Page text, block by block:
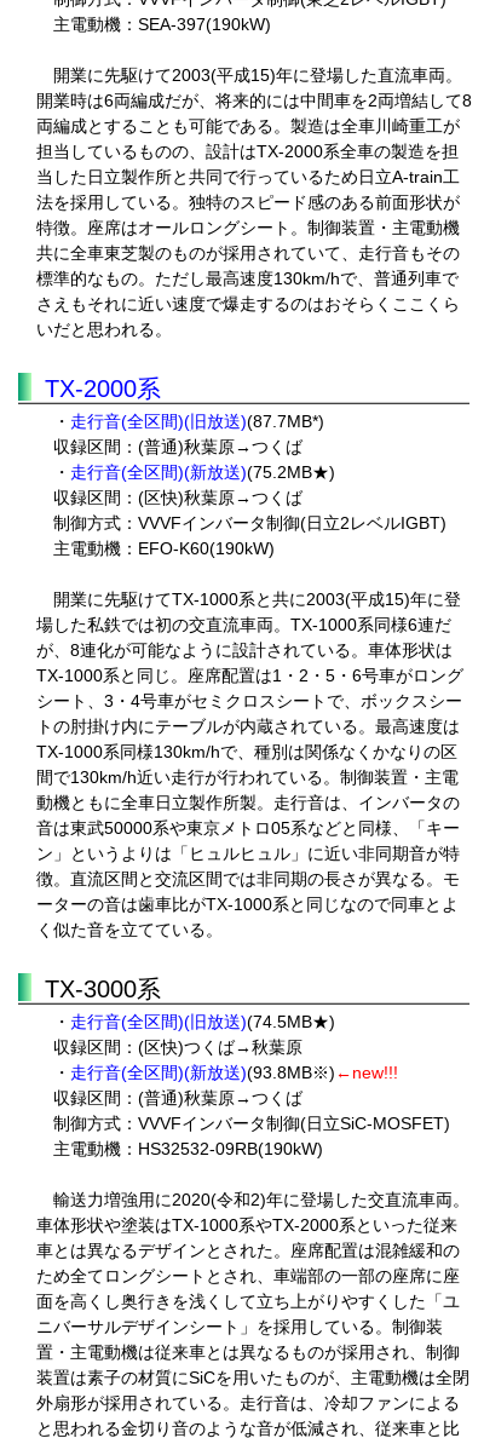
主電動機：SEA-397(190kW)
開業に先駆けて2003(平成15)年に登場した直流車両。
開業時は6両編成だが、将来的には中間車を2両増結して8
両編成とすることも可能である。製造は全車川崎重工が
担当しているものの、設計はTX-2000系全車の製造を担
当した日立製作所と共同で行っているため日立A-train工
法を採用している。独特のスピード感のある前面形状が
特徴。座席はオールロングシート。制御装置・主電動機
共に全車東芝製のものが採用されていて、走行音もその
標準的なもの。ただし最高速度130km/hで、普通列車で
さえもそれに近い速度で爆走するのはおそらくここくら
いだと思われる。
TX-2000系
・ 走行音(全区間)(旧放送)(87.7MB*)
収録区間：(普通)秋葉原→つくば
・ 走行音(全区間)(新放送)(75.2MB★)
収録区間：(区快)秋葉原→つくば
制御方式：VVVFインバータ制御(日立2レベルIGBT)
主電動機：EFO-K60(190kW)
開業に先駆けてTX-1000系と共に2003(平成15)年に登
場した私鉄では初の交直流車両。TX-1000系同様6連だ
が、8連化が可能なように設計されている。車体形状は
TX-1000系と同じ。座席配置は1・2・5・6号車がロング
シート、3・4号車がセミクロスシートで、ボックスシー
トの肘掛け内にテーブルが内蔵されている。最高速度は
TX-1000系同様130km/hで、種別は関係なくかなりの区
間で130km/h近い走行が行われている。制御装置・主電
動機ともに全車日立製作所製。走行音は、インバータの
音は東武50000系や東京メトロ05系などと同様、「キー
ン」というよりは「ヒュルヒュル」に近い非同期音が特
徴。直流区間と交流区間では非同期の長さが異なる。モ
ーターの音は歯車比がTX-1000系と同じなので同車とよ
く似た音を立てている。
TX-3000系
・ 走行音(全区間)(旧放送)(74.5MB★)
収録区間：(区快)つくば→秋葉原
・ 走行音(全区間)(新放送)(93.8MB※) ←new!!!
収録区間：(普通)秋葉原→つくば
制御方式：VVVFインバータ制御(日立SiC-MOSFET)
主電動機：HS32532-09RB(190kW)
輸送力増強用に2020(令和2)年に登場した交直流車両。
車体形状や塗装はTX-1000系やTX-2000系といった従来
車とは異なるデザインとされた。座席配置は混雑緩和の
ため全てロングシートとされ、車端部の一部の座席に座
面を高くし奥行きを浅くして立ち上がりやすくした「ユ
ニバーサルデザインシート」を採用している。制御装
置・主電動機は従来車とは異なるものが採用され、制御
装置は素子の材質にSiCを用いたものが、主電動機は全閉
外扇形が採用されている。走行音は、冷却ファンによる
と思われる金切り音のような音が低減され、従来車と比